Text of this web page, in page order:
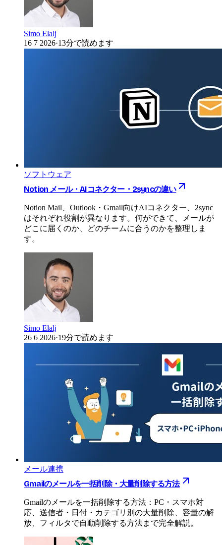
Simo Elalj
16 7 2026·13分で読めます
ソフトウェア
Notion メール・AIコネクター・2syncの違い
Notion Mail、Outlook・Gmail向けAIコネクター、2sync
はそれぞれ役割が異なります。何ができて、メールが
どこに届くのか、どのチームに合うのかを整理しま
す。
Simo Elalj
26 6 2026·19分で読めます
メール連携
Gmailのメールを一括削除・大量削除する方法
Gmailのメールを一括削除する方法：PC・スマホ対
応、送信者・日付・カテゴリ別の大量削除、容量の解
放、フィルタで自動削除する方法まで完全解説。